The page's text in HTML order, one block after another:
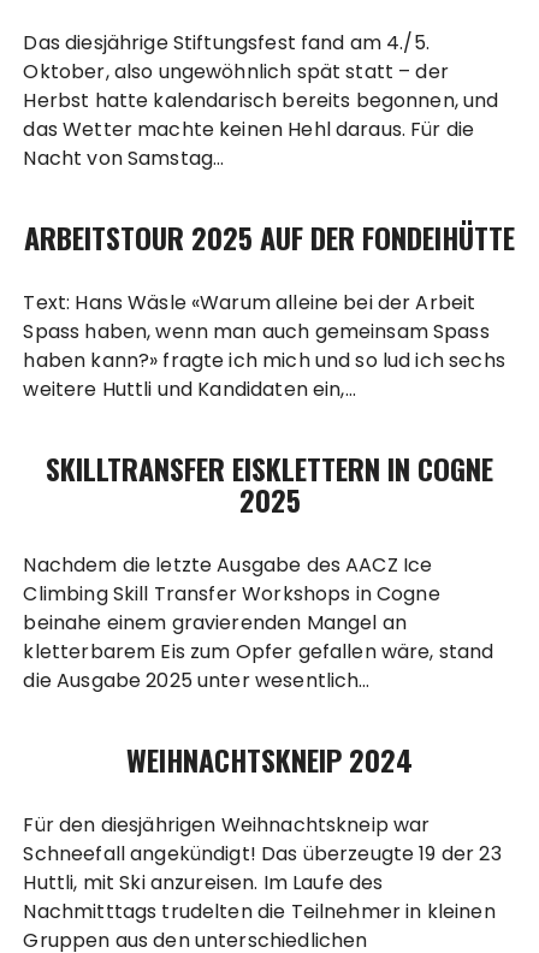
Das diesjährige Stiftungsfest fand am 4./5.
Oktober, also ungewöhnlich spät statt – der
Herbst hatte kalendarisch bereits begonnen, und
das Wetter machte keinen Hehl daraus. Für die
Nacht von Samstag…
ARBEITSTOUR 2025 AUF DER FONDEIHÜTTE
Text: Hans Wäsle «Warum alleine bei der Arbeit
Spass haben, wenn man auch gemeinsam Spass
haben kann?» fragte ich mich und so lud ich sechs
weitere Huttli und Kandidaten ein,…
SKILLTRANSFER EISKLETTERN IN COGNE
2025
Nachdem die letzte Ausgabe des AACZ Ice
Climbing Skill Transfer Workshops in Cogne
beinahe einem gravierenden Mangel an
kletterbarem Eis zum Opfer gefallen wäre, stand
die Ausgabe 2025 unter wesentlich…
WEIHNACHTSKNEIP 2024
Für den diesjährigen Weihnachtskneip war
Schneefall angekündigt! Das überzeugte 19 der 23
Huttli, mit Ski anzureisen. Im Laufe des
Nachmitttags trudelten die Teilnehmer in kleinen
Gruppen aus den unterschiedlichen